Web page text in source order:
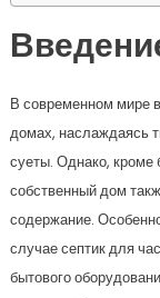
В современном мире
домах, наслаждаясь
суеты. Однако,
собственный дом
содержание.
случае септик для
бытового